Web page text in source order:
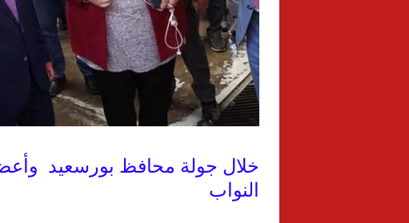
خلال جولة محافظ بورسعيد
النواب